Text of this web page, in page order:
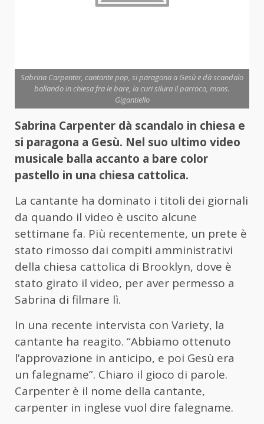
Sabrina Carpenter, cantante pop, si paragona a Gesù e dà scandalo
ballando in chiesa fra le bare, la curi silura il parroco, mons.
Gigantiello
Sabrina Carpenter dà scandalo in chiesa e
si paragona a Gesù. Nel suo ultimo video
musicale balla accanto a bare color
pastello in una chiesa cattolica.
La cantante ha dominato i titoli dei giornali
da quando il video è uscito alcune
settimane fa. Più recentemente, un prete è
stato rimosso dai compiti amministrativi
della chiesa cattolica di Brooklyn, dove è
stato girato il video, per aver permesso a
Sabrina di filmare lì.
In una recente intervista con Variety, la
cantante ha reagito. “Abbiamo ottenuto
l’approvazione in anticipo, e poi Gesù era
un falegname”. Chiaro il gioco di parole.
Carpenter è il nome della cantante,
carpenter in inglese vuol dire falegname.